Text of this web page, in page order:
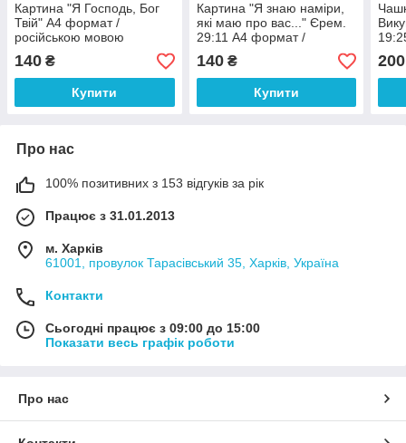
Картина "Я Господь, Бог
Твій" А4 формат /
російською мовою
140 ₴
Купити
Картина "Я знаю наміри,
які маю про вас..." Єрем.
29:11 А4 формат /
російською мовою
140₴
Купити
/
200
Про нас
100% позитивних з 153 відгуків за рік
Працює з 31.01.2013
м. Харків
61001, провулок Тарасівський 35, Харків, Україна
Контакти
Сьогодні працює з 09:00 до 15:00
Показати весь графік роботи
Про нас